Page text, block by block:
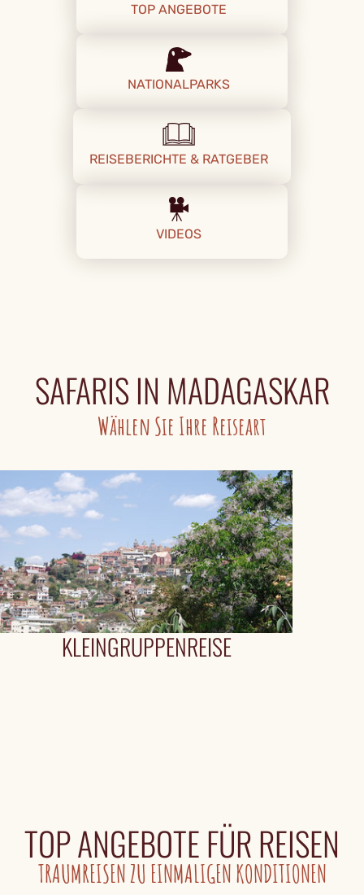
TOP ANGEBOTE
NATIONALPARKS
REISEBERICHTE & RATGEBER
VIDEOS
SAFARIS IN MADAGASKAR
Wählen Sie Ihre Reiseart
KLEINGRUPPENREISE
TOP ANGEBOTE FÜR REISEN
TRAUMREISEN ZU EINMALIGEN KONDITIONEN